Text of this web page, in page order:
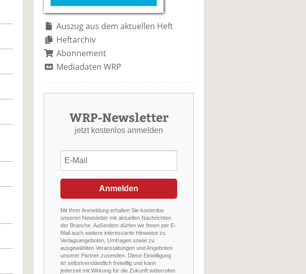
Auszug aus dem aktuellen Heft
Heftarchiv
Abonnement
Mediadaten WRP
WRP-Newsletter
jetzt kostenlos anmelden
Anmelden
Mit Ihrer Anmeldung erhalten Sie kostenlos
unseren Newsletter mit aktuellen Nachrichten
der Branche. Außerdem dürfen wir Ihnen per E-
Mail auch weitere interessante Hinweise zu
Verlagsangeboten, Umfragen sowie zu
ausgewählten Veranstaltungen und Angeboten
unserer Partner zusenden. Diese Einwilligung
ist selbstverständlich freiwillig und kann
jederzeit mit Wirkung für die Zukunft widerrufen